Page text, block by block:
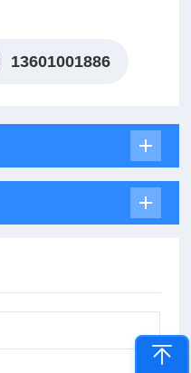
13601001886